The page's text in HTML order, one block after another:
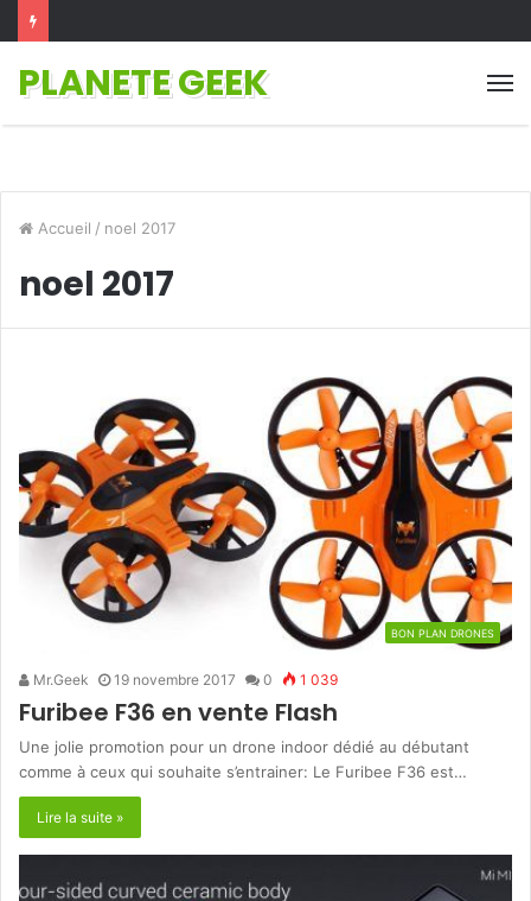
PLANETE GEEK
Accueil / noel 2017
noel 2017
BON PLAN DRONES
Mr.Geek 19 novembre 2017 0 1 039
Furibee F36 en vente Flash
Une jolie promotion pour un drone indoor dédié au débutant
comme à ceux qui souhaite s’entrainer: Le Furibee F36 est…
Lire la suite »